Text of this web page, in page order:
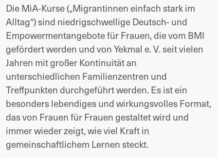
Die MiA-Kurse („Migrantinnen einfach stark im
Alltag“) sind niedrigschwellige Deutsch- und
Empowermentangebote für Frauen, die vom BMI
gefördert werden und von Yekmal e. V. seit vielen
Jahren mit großer Kontinuität an
unterschiedlichen Familienzentren und
Treffpunkten durchgeführt werden. Es ist ein
besonders lebendiges und wirkungsvolles Format,
das von Frauen für Frauen gestaltet wird und
immer wieder zeigt, wie viel Kraft in
gemeinschaftlichem Lernen steckt.